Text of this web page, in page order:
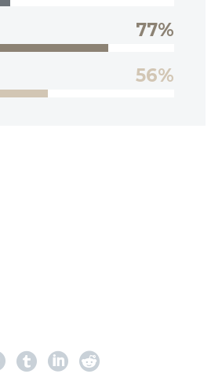
77%
56%